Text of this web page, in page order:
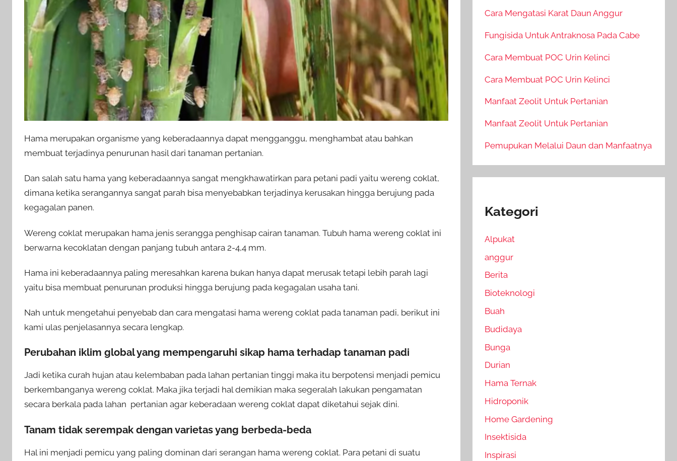
Hama merupakan organisme yang keberadaannya dapat mengganggu, menghambat atau bahkan
membuat terjadinya penurunan hasil dari tanaman pertanian.
Dan salah satu hama yang keberadaannya sangat mengkhawatirkan para petani padi yaitu wereng coklat,
dimana ketika serangannya sangat parah bisa menyebabkan terjadinya kerusakan hingga berujung pada
kegagalan panen.
Wereng coklat merupakan hama jenis serangga penghisap cairan tanaman. Tubuh hama wereng coklat ini
berwarna kecoklatan dengan panjang tubuh antara 2-4,4 mm.
Hama ini keberadaannya paling meresahkan karena bukan hanya dapat merusak tetapi lebih parah lagi
yaitu bisa membuat penurunan produksi hingga berujung pada kegagalan usaha tani.
Nah untuk mengetahui penyebab dan cara mengatasi hama wereng coklat pada tanaman padi, berikut ini
kami ulas penjelasannya secara lengkap.
Perubahan iklim global yang mempengaruhi sikap hama terhadap tanaman padi
Jadi ketika curah hujan atau kelembaban pada lahan pertanian tinggi maka itu berpotensi menjadi pemicu
berkembanganya wereng coklat. Maka jika terjadi hal demikian maka segeralah lakukan pengamatan
secara berkala pada lahan pertanian agar keberadaan wereng coklat dapat diketahui sejak dini.
Tanam tidak serempak dengan varietas yang berbeda-beda
Hal ini menjadi pemicu yang paling dominan dari serangan hama wereng coklat. Para petani di suatu
Cara Mengatasi Karat Daun Anggur
Fungisida Untuk Antraknosa Pada Cabe
Cara Membuat POC Urin Kelinci
Cara Membuat POC Urin Kelinci
Manfaat Zeolit Untuk Pertanian
Manfaat Zeolit Untuk Pertanian
Pemupukan Melalui Daun dan Manfaatnya
Kategori
Alpukat
anggur
Berita
Bioteknologi
Buah
Budidaya
Bunga
Durian
Hama Ternak
Hidroponik
Home Gardening
Insektisida
Inspirasi